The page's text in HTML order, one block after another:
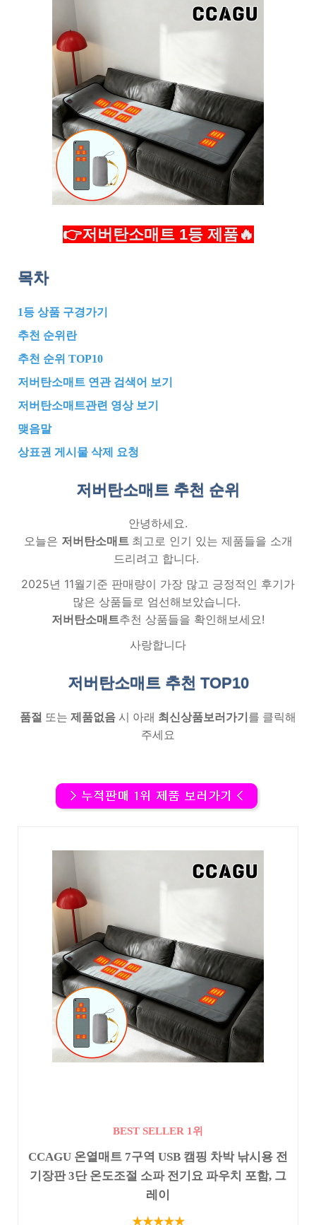
👉저버탄소매트 1등 제품🔥
목차
1등 상품 구경가기
추천 순위란
추천 순위 TOP10
저버탄소매트 연관 검색어 보기
저버탄소매트관련 영상 보기
맺음말
상표권 게시물 삭제 요청
저버탄소매트 추천 순위
안녕하세요.
오늘은 저버탄소매트 최고로 인기 있는 제품들을 소개
드리려고 합니다.
2025년 11월기준 판매량이 가장 많고 긍정적인 후기가
많은 상품들로 엄선해보았습니다.
저버탄소매트추천 상품들을 확인해보세요!
사랑합니다
저버탄소매트 추천 TOP10
품절 또는 제품없음 시 아래 최신상품보러가기 를 클릭해
주세요
BEST SELLER 1위
CCAGU 온열매트 7구역 USB 캠핑 차박 낚시용 전
기장판 3단 온도조절 소파 전기요 파우치 포함, 그
레이
★★★★★